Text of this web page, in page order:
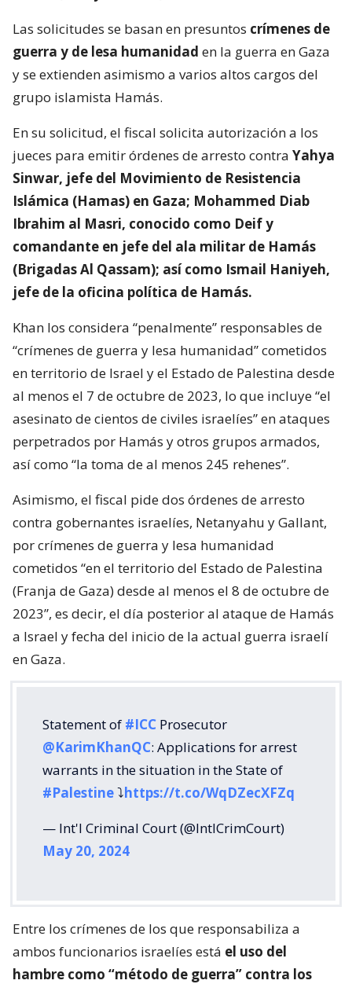
Las solicitudes se basan en presuntos crímenes de
guerra y de lesa humanidad en la guerra en Gaza
y se extienden asimismo a varios altos cargos del
grupo islamista Hamás.
En su solicitud, el fiscal solicita autorización a los
jueces para emitir órdenes de arresto contra Yahya
Sinwar, jefe del Movimiento de Resistencia
Islámica (Hamas) en Gaza; Mohammed Diab
Ibrahim al Masri, conocido como Deif y
comandante en jefe del ala militar de Hamás
(Brigadas Al Qassam); así como Ismail Haniyeh,
jefe de la oficina política de Hamás.
Khan los considera “penalmente” responsables de
“crímenes de guerra y lesa humanidad” cometidos
en territorio de Israel y el Estado de Palestina desde
al menos el 7 de octubre de 2023, lo que incluye “el
asesinato de cientos de civiles israelíes” en ataques
perpetrados por Hamás y otros grupos armados,
así como “la toma de al menos 245 rehenes”.
Asimismo, el fiscal pide dos órdenes de arresto
contra gobernantes israelíes, Netanyahu y Gallant,
por crímenes de guerra y lesa humanidad
cometidos “en el territorio del Estado de Palestina
(Franja de Gaza) desde al menos el 8 de octubre de
2023”, es decir, el día posterior al ataque de Hamás
a Israel y fecha del inicio de la actual guerra israelí
en Gaza.
Statement of #ICC Prosecutor
@KarimKhanQC: Applications for arrest
warrants in the situation in the State of
#Palestine⤵️https://t.co/WqDZecXFZq
— Int'l Criminal Court (@IntlCrimCourt)
May 20, 2024
Entre los crímenes de los que responsabiliza a
ambos funcionarios israelíes está el uso del
hambre como “método de guerra” contra los